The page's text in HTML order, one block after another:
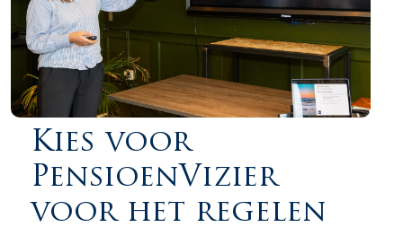
Kies voor
PensioenVizier
voor het regelen